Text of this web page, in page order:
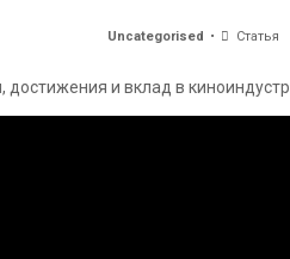
Uncategorised Статья